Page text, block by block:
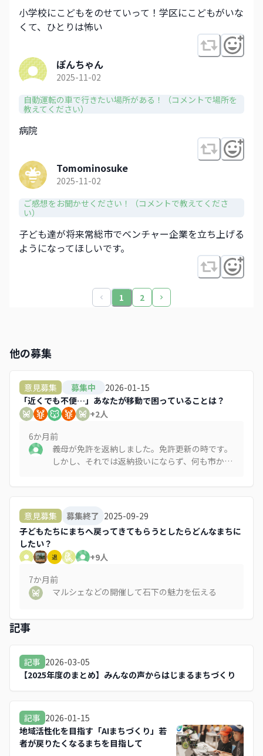
小学校にこどもをのせていって！学区にこどもがいな
くて、ひとりは怖い
ぽんちゃん
2025-11-02
自動運転の車で行きたい場所がある！（コメントで場所を
教えてください）
病院
Tomominosuke
2025-11-02
ご感想をお聞かせください！（コメントで教えてくださ
い）
子ども達が将来常総市でベンチャー企業を立ち上げる
ようになってほしいです。
1 2
他の募集
意見募集 募集中
2026-01-15
「近くでも不便…」あなたが移動で困っていることは？
+2人
6か月前
義母が免許を返納しました。免許更新の時です。
しかし、それでは返納扱いにならず、何も市から
っていますが、誰の意見を聞いたのですか？市民
の意見は聞いたのですか？回ってほしいスーパー
になどは止まらず、1日に来るかどうかのバスな
んて頼れません。水海道中心の考えばかりで、若
者がここから出ていくのを反対する親なんていま
意見募集 募集終了 2025-09-29
子どもたちにまちへ戻ってきてもらうとしたらどんなまちに
したい？
退 +9人
7か月前
マルシェなどの開催して石下の魅力を伝える
記事
記事 2026-03-05
【2025年度のまとめ】みんなの声からはじまるまちづくり
記事 2026-01-15
地域活性化を目指す「AIまちづくり」若
者が戻りたくなるまちを目指して